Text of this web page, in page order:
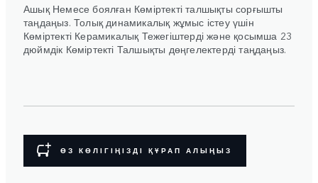
Ашық Немесе боялған Көміртекті талшықты сорғышты
таңдаңыз. Толық динамикалық жұмыс істеу үшін
Көміртекті Керамикалық Тежегіштерді және қосымша 23
дюймдік Көміртекті Талшықты дөңгелектерді таңдаңыз.
ӨЗ КӨЛІГІҢІЗДІ ҚҰРАП АЛЫҢЫЗ